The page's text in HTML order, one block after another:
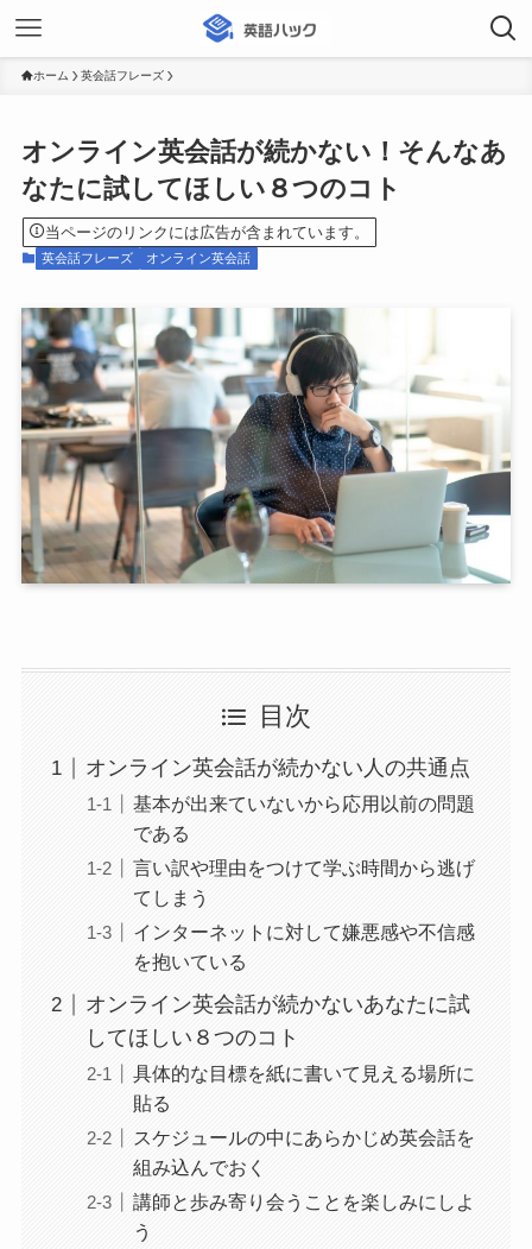
ホーム 英会話フレーズ
オンライン英会話が続かない！そんなあ
なたに試してほしい８つのコト
当ページのリンクには広告が含まれています。
英会話フレーズ オンライン英会話
目次
オンライン英会話が続かない人の共通点
基本が出来ていないから応用以前の問題
である
言い訳や理由をつけて学ぶ時間から逃げ
てしまう
インターネットに対して嫌悪感や不信感
を抱いている
オンライン英会話が続かないあなたに試
してほしい８つのコト
具体的な目標を紙に書いて見える場所に
貼る
スケジュールの中にあらかじめ英会話を
組み込んでおく
講師と歩み寄り会うことを楽しみにしよ
う